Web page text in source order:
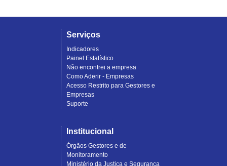
Serviços
Indicadores
Painel Estatístico
Não encontrei a empresa
Como Aderir - Empresas
Acesso Restrito para Gestores e
Empresas
Suporte
Institucional
Órgãos Gestores e de
Monitoramento
Ministério da Justiça e Segurança